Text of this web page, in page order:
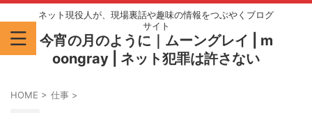
ネット現役人が、現場裏話や趣味の情報をつぶやくブログ
サイト
今宵の月のように｜ムーングレイ | m
oongray | ネット犯罪は許さない
HOME > 仕事 >